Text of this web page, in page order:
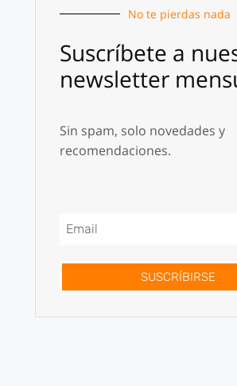
No te pierdas nada
Suscríbete a
newsletter
Sin spam, solo novedades y
recomendaciones.
SUSCRÍBIRSE